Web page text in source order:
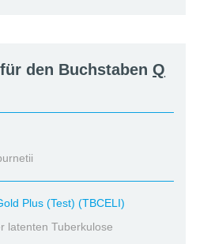
den BuchstabenQ
Plus (Test) (TBCELI)
latenten Tuberkulose